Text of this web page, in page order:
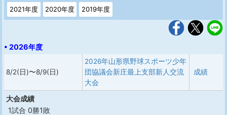
2021年度 2020年度 2019年度
• 2026年度
8/2(日)〜8/9(日)
2026年山形県野球スポーツ少年
団協議会新庄最上支部新人交流
大会
成績
大会成績
1試合 0勝1敗